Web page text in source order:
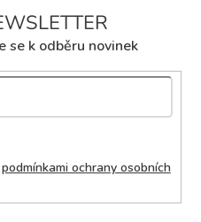
se k odběru novinek
podmínkami ochrany osobních